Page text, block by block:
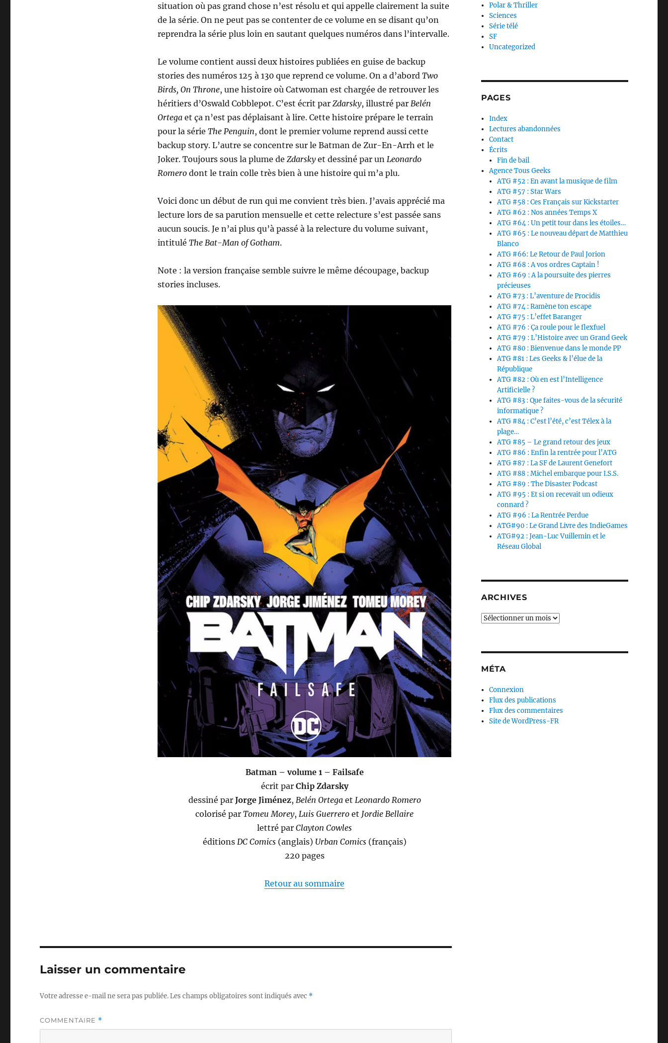
situation où pas grand chose n’est résolu et qui appelle clairement la suite
de la série. On ne peut pas se contenter de ce volume en se disant qu’on
reprendra la série plus loin en sautant quelques numéros dans l’intervalle.
Le volume contient aussi deux histoires publiées en guise de backup
stories des numéros 125 à 130 que reprend ce volume. On a d’abord Two
Birds, On Throne, une histoire où Catwoman est chargée de retrouver les
héritiers d’Oswald Cobblepot. C’est écrit par Zdarsky, illustré par Belén
Ortegaet ça n’est pas déplaisant à lire. Cette histoire prépare le terrain
pour la série The Penguin, dont le premier volume reprend aussi cette
backup story. L’autre se concentre sur le Batman de Zur-En-Arrh et le
Joker. Toujours sous la plume de Zdarskyet dessiné par un Leonardo
Romerodont le train colle très bien à une histoire qui m’a plu.
Voici donc un début de run qui me convient très bien. J’avais apprécié ma
lecture lors de sa parution mensuelle et cette relecture s’est passée sans
aucun soucis. Je n’ai plus qu’à passé à la relecture du volume suivant,
intitulé The Bat-Man of Gotham.
Note : la version française semble suivre le même découpage, backup
stories incluses.
Batman – volume 1 – Failsafe
écrit par Chip Zdarsky
dessiné par Jorge Jiménez, Belén Ortegaet Leonardo Romero
colorisé parTomeu Morey,Luis Guerrero et Jordie Bellaire
lettré parClayton Cowles
éditions DC Comics(anglais) Urban Comics(français)
220 pages
Retour au sommaire
Laisser un commentaire
Votre adresse e-mail ne sera pas publiée.Les champs obligatoires sont indiqués avec *
COMMENTAIRE *
Polar & Thriller
Sciences
Série télé
SF
Uncategorized
PAGES
Index
Lectures abandonnées
Contact
Écrits
Fin de bail
Agence Tous Geeks
ATG #52 : En avant la musique de film
ATG #57 : Star Wars
ATG #58 : Ces Français sur Kickstarter
ATG #62 : Nos années Temps X
ATG #64 : Un petit tour dans les étoiles…
ATG #65 : Le nouveau départ de Matthieu
Blanco
ATG #66: Le Retour de Paul Jorion
ATG #68 : A vos ordres Captain !
ATG #69 : A la poursuite des pierres
précieuses
ATG #73 : L’aventure de Procidis
ATG #74 : Ramène ton escape
ATG #75 : L’effet Baranger
ATG #76 : Ça roule pour le flexfuel
ATG #79 : L’Histoire avec un Grand Geek
ATG #80 : Bienvenue dans le monde PP
ATG #81 : Les Geeks & l’élue de la
République
ATG #82 : Où en est l’Intelligence
Artificielle ?
ATG #83 : Que faites-vous de la sécurité
informatique ?
ATG #84 : C’est l’été, c’est Télex à la
plage…
ATG #85 – Le grand retour des jeux
ATG #86 : Enfin la rentrée pour l’ATG
ATG #87 : La SF de Laurent Genefort
ATG #88 : Michel embarque pour I.S.S.
ATG #89 : The Disaster Podcast
ATG #95 : Et si on recevait un odieux
connard ?
ATG #96 : La Rentrée Perdue
ATG#90 : Le Grand Livre des IndieGames
ATG#92 : Jean-Luc Vuillemin et le
Réseau Global
ARCHIVES
Archives
MÉTA
Connexion
Flux des publications
Flux des commentaires
Site de WordPress-FR